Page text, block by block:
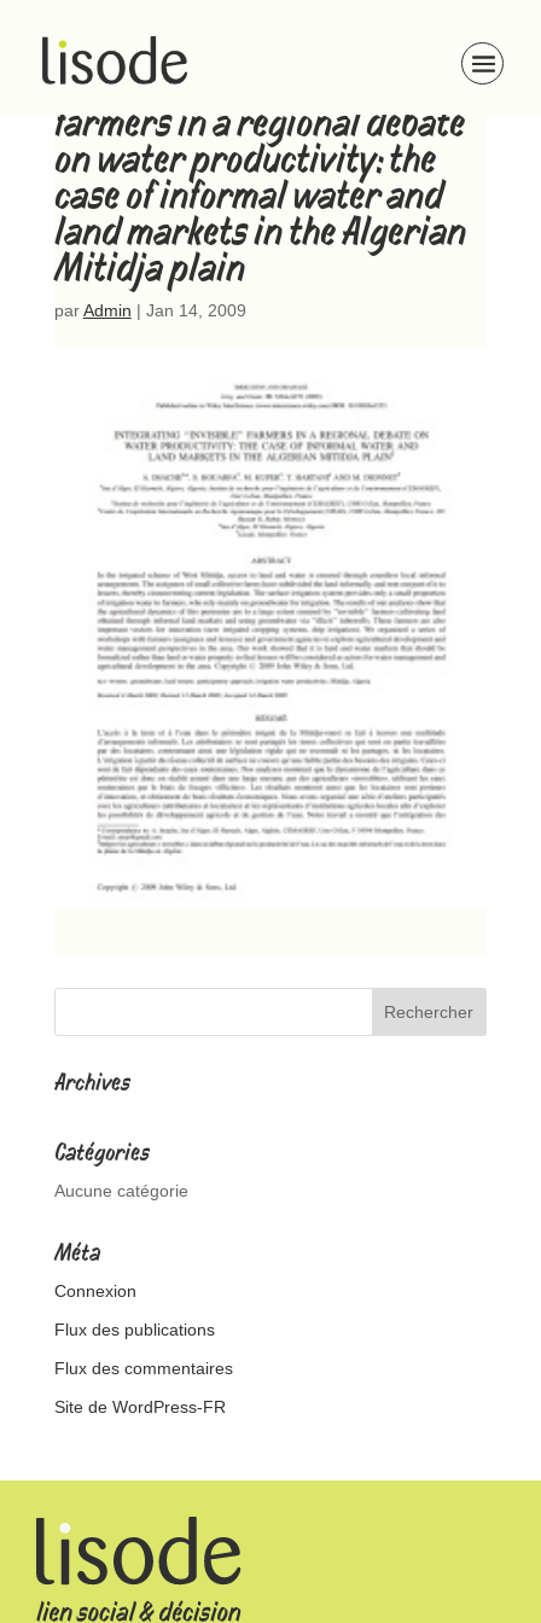
Integrating “invisible”
farmers in a regional debate
on water productivity: the
case of informal water and
land markets in the Algerian
Mitidja plain
parAdmin | Jan 14, 2009
Archives
Catégories
Aucune catégorie
Méta
Connexion
Flux des publications
Flux des commentaires
Site de WordPress-FR